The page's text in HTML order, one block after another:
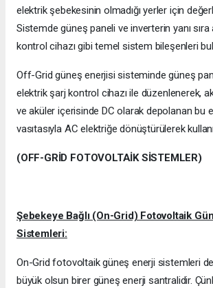
elektrik şebekesinin olmadığı yerler için
Sistemde güneş paneli ve inverterin yanı sıra
kontrol cihazı gibi temel sistem bileşenleri
Off-Grid güneş enerjisi sisteminde güneş
elektrik şarj kontrol cihazı ile düzenlenerek,
ve aküler içerisinde DC olarak depolanan bu
vasıtasıyla AC elektriğe dönüştürülerek
(OFF-GRİD FOTOVOLTAİK SİSTEMLER)
Şebekeye Bağlı (On-Grid) Fotovoltaik
Sistemleri:
On-Grid fotovoltaik güneş enerji sistemleri
büyük olsun birer güneş enerji santralidir.